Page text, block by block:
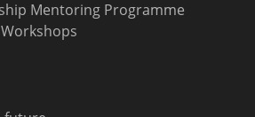
Mentoring Programme